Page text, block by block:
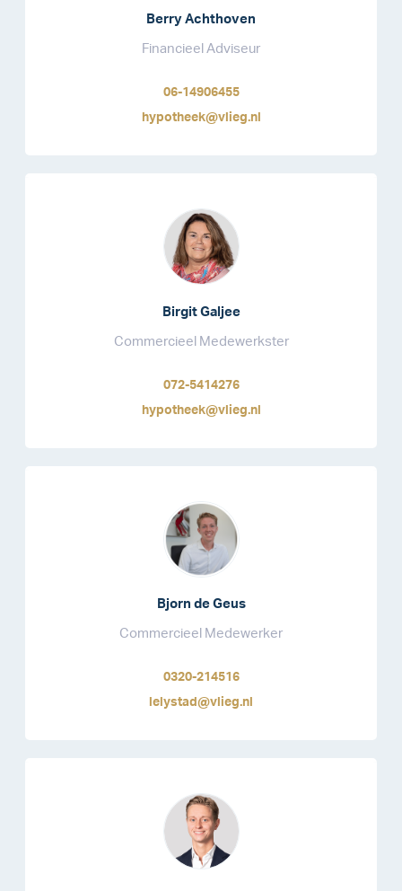
Berry Achthoven
Financieel Adviseur
06-14906455
hypotheek@vlieg.nl
Birgit Galjee
Commercieel Medewerkster
072-5414276
hypotheek@vlieg.nl
Bjorn de Geus
Commercieel Medewerker
0320-214516
lelystad@vlieg.nl